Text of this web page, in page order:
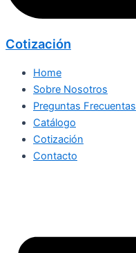
Cotización
Home
Sobre Nosotros
Preguntas Frecuentas
Catálogo
Cotización
Contacto